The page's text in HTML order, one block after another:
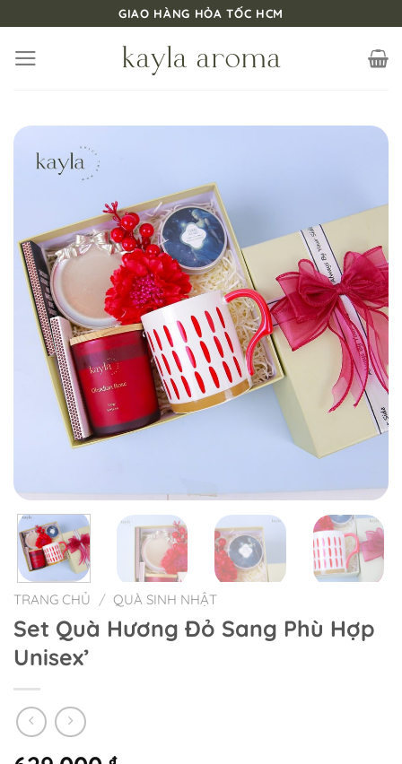
nội
GIAO HÀNG HỎA TỐC HCM
TRANG CHỦ / QUÀ SINH NHẬT
Set Quà Hương Đỏ Sang Phù Hợp
Unisex’